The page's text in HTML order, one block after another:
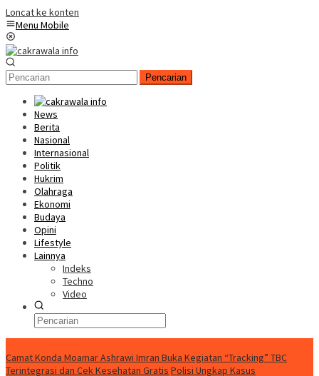
Loncat ke konten
Menu Mobile
Pencarian
News
Berita
Nasional
Internasional
Politik
Hukrim
Olahraga
Ekonomi
Budaya
Opini
Lifestyle
Lainnya
Indeks
Techno
Video
Camat Konda Moamar Ashrawi Imran Buka Kegiatan “Tracking” TBC
Terintegrasi dan Cek Kesehatan Gratis Polisi Ungkap Kasus